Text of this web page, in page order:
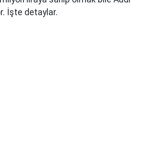
İşte detaylar.